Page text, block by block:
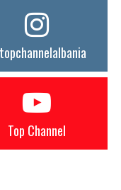
Top Channel